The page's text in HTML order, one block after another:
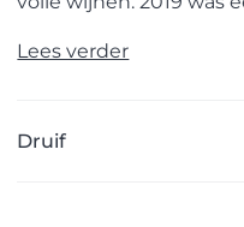
Lees verder
Druif